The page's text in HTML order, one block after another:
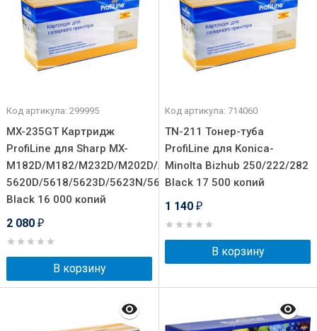
Код артикула: 299995
MX-235GT Картридж
ProfiLine для Sharp MX-
M182D/M182/M232D/M202D/AR-
5620D/5618/5623D/5623N/5620N
Black 16 000 копий
2 080 ₽
В корзину
Код артикула: 714060
TN-211 Тонер-туба
ProfiLine для Konica-
Minolta Bizhub 250/222/282
Black 17 500 копий
1 140 ₽
В корзину